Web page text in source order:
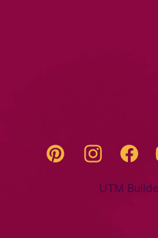
Pinterest Instagram
UTM